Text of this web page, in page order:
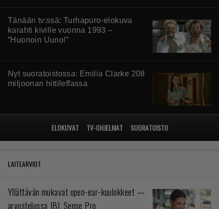
Tänään tv:ssä: Turhapuro-elokuva
karahti kiville vuonna 1993 –
”Huonoin Uuno!”
Nyt suoratoistossa: Emilia Clarke 208
miljoonan hittileffassa
ELOKUVAT TV-OHJELMAT SUORATOISTO
LAITEARVIOT
Yllättävän mukavat open-ear-kuulokkeet —
arvostelussa JBL Sense Pro